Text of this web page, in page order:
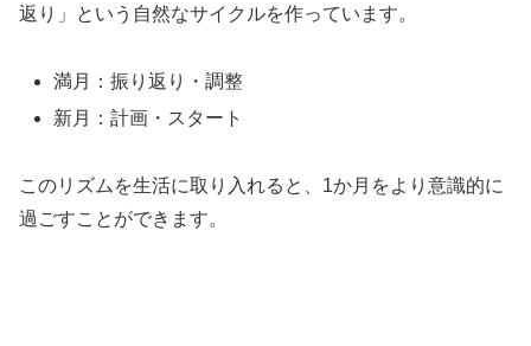
返り」という自然なサイクルを作っています。
満月：振り返り・調整
新月：計画・スタート
このリズムを生活に取り入れると、1か月をより意識的に
過ごすことができます。